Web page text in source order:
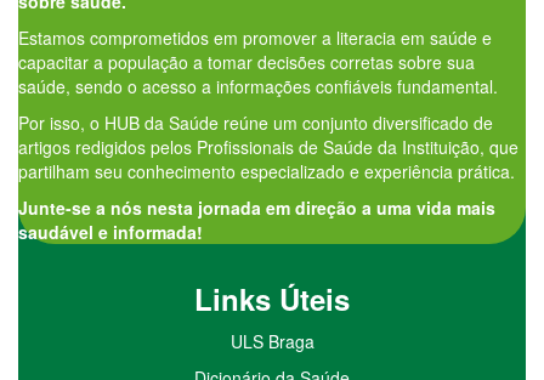
Estamos comprometidos em promover a literacia em saúde e
capacitar a população a tomar decisões corretas sobre sua
saúde, sendo o acesso a informações confiáveis fundamental.
Por isso, o HUB da Saúde reúne um conjunto diversificado de
artigos redigidos pelos Profissionais de Saúde da Instituição, que
partilham seu conhecimento especializado e experiência prática.
Junte-se a nós nesta jornada em direção a uma vida mais
saudável e informada!
Links Úteis
ULS Braga